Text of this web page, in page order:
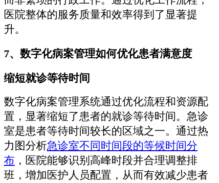
医院整体的服务质量和效率得到了显著提
升。
7、数字化病案管理如何优化患者满意度
缩短就诊等待时间
数字化病案管理系统通过优化流程和资源配
置，显著缩短了患者的就诊等待时间。急诊
室是患者等待时间较长的区域之一。通过热
力图分析急诊室不同时间段的等候时间分
布 ，医院能够识别高峰时段并合理调整排
班，增加医护人员配置，从而有效减少患者